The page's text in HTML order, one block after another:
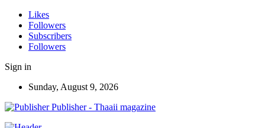
Likes
Followers
Subscribers
Followers
Sign in
Sunday, August 9, 2026
Publisher - Thaaii magazine